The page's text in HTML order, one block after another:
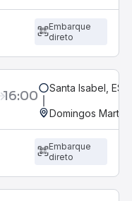
Embarque
direto
16:00 Santa Isabel, ES
Domingos
Embarque
direto